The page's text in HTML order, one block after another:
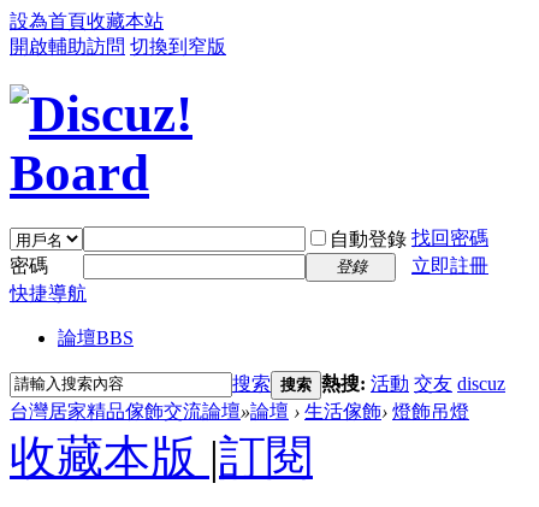
設為首頁收藏本站
開啟輔助訪問 切換到窄版
自動登錄 找回密碼
密碼
登錄
立即註冊
快捷導航
論壇BBS
搜索 搜索 熱搜: 活動 交友 discuz
台灣居家精品傢飾交流論壇»論壇 › 生活傢飾› 燈飾吊燈
收藏本版 |訂閱